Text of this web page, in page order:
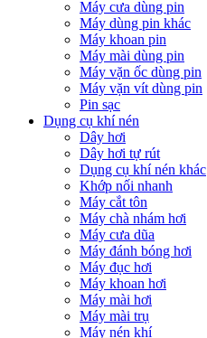
Máy cưa dùng pin
Máy dùng pin khác
Máy khoan pin
Máy mài dùng pin
Máy vặn ốc dùng pin
Máy vặn vít dùng pin
Pin sạc
Dụng cụ khí nén
Dây hơi
Dây hơi tự rút
Dụng cụ khí nén khác
Khớp nối nhanh
Máy cắt tôn
Máy chà nhám hơi
Máy cưa dũa
Máy đánh bóng hơi
Máy đục hơi
Máy khoan hơi
Máy mài hơi
Máy mài trụ
Máy nén khí